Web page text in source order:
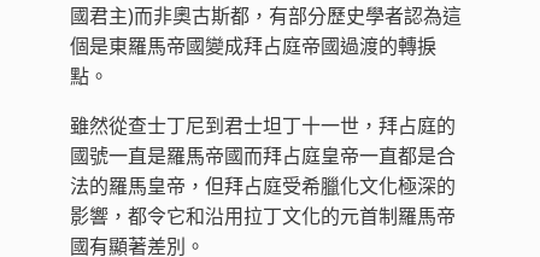
國君主)而非奧古斯都，有部分歷史學者認為這
個是東羅馬帝國變成拜占庭帝國過渡的轉捩
點。
雖然從查士丁尼到君士坦丁十一世，拜占庭的
國號一直是羅馬帝國而拜占庭皇帝一直都是合
法的羅馬皇帝，但拜占庭受希臘化文化極深的
影響，都令它和沿用拉丁文化的元首制羅馬帝
國有顯著差別。